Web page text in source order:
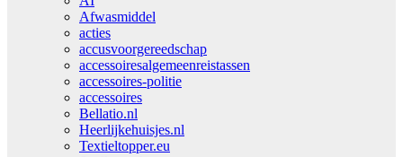
Afwasmiddel
acties
accusvoorgereedschap
accessoiresalgemeenreistassen
accessoires-politie
accessoires
Bellatio.nl
Heerlijkehuisjes.nl
Textieltopper.eu